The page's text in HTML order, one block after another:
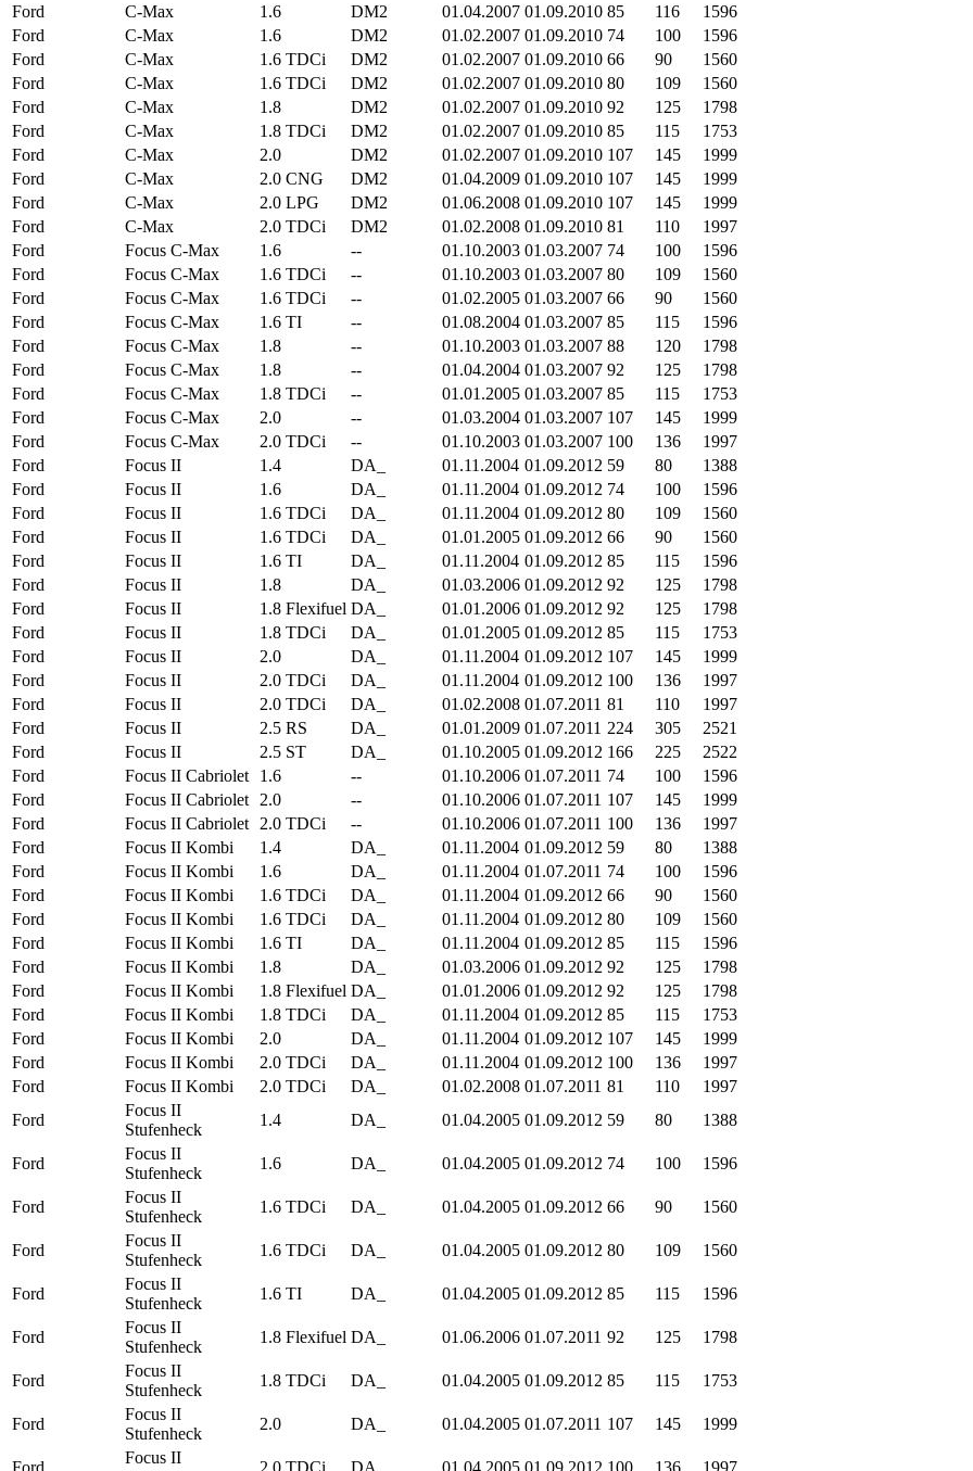
Ford
C-Max 1.6 DM2 01.04.2007 01.09.2010 85 116
1596
Ford
C-Max 1.6 DM2 01.02.2007 01.09.2010 74 100
1596
Ford
C-Max 1.6 TDCi DM2 01.02.2007 01.09.2010 66 90
1560
Ford
C-Max 1.6 TDCi DM2 01.02.2007 01.09.2010 80 109
1560
Ford
C-Max 1.8 DM2 01.02.2007 01.09.2010 92 125
1798
Ford
C-Max 1.8 TDCi DM2 01.02.2007 01.09.2010 85 115
1753
Ford
C-Max 2.0 DM2 01.02.2007 01.09.2010 107 145
1999
Ford
C-Max 2.0 CNG DM2 01.04.2009 01.09.2010 107 145
1999
Ford
C-Max 2.0 LPG DM2 01.06.2008 01.09.2010 107 145
1999
Ford
C-Max 2.0 TDCi DM2 01.02.2008 01.09.2010 81 110
1997
Ford
Focus C-Max 1.6 -- 01.10.2003 01.03.2007 74 100
1596
Ford
Focus C-Max 1.6 TDCi -- 01.10.2003 01.03.2007 80 109
1560
Ford
Focus C-Max 1.6 TDCi -- 01.02.2005 01.03.2007 66 90
1560
Ford
Focus C-Max 1.6 TI -- 01.08.2004 01.03.2007 85 115
1596
Ford
Focus C-Max 1.8 -- 01.10.2003 01.03.2007 88 120
1798
Ford
Focus C-Max 1.8 -- 01.04.2004 01.03.2007 92 125
1798
Ford
Focus C-Max 1.8 TDCi -- 01.01.2005 01.03.2007 85 115
1753
Ford
Focus C-Max 2.0 -- 01.03.2004 01.03.2007 107 145
1999
Ford
Focus C-Max 2.0 TDCi -- 01.10.2003 01.03.2007 100 136
1997
Ford
Focus II 1.4 DA_ 01.11.2004 01.09.2012 59 80
1388
Ford
Focus II 1.6 DA_ 01.11.2004 01.09.2012 74 100
1596
Ford
Focus II 1.6 TDCi DA_ 01.11.2004 01.09.2012 80 109
1560
Ford
Focus II 1.6 TDCi DA_ 01.01.2005 01.09.2012 66 90
1560
Ford
Focus II 1.6 TI DA_ 01.11.2004 01.09.2012 85 115
1596
Ford
Focus II 1.8 DA_ 01.03.2006 01.09.2012 92 125
1798
Ford
Focus II 1.8 Flexifuel DA_ 01.01.2006 01.09.2012 92 125
1798
Ford
Focus II 1.8 TDCi DA_ 01.01.2005 01.09.2012 85 115
1753
Ford
Focus II 2.0 DA_ 01.11.2004 01.09.2012 107 145
1999
Ford
Focus II 2.0 TDCi DA_ 01.11.2004 01.09.2012 100 136
1997
Ford
Focus II 2.0 TDCi DA_ 01.02.2008 01.07.2011 81 110
1997
Ford
Focus II 2.5 RS DA_ 01.01.2009 01.07.2011 224 305
2521
Ford
Focus II 2.5 ST DA_ 01.10.2005 01.09.2012 166 225
2522
Ford
Focus II Cabriolet 1.6 -- 01.10.2006 01.07.2011 74 100
1596
Ford
Focus II Cabriolet 2.0 -- 01.10.2006 01.07.2011 107 145
1999
Ford
Focus II Cabriolet 2.0 TDCi -- 01.10.2006 01.07.2011 100 136
1997
Ford
Focus II Kombi 1.4 DA_ 01.11.2004 01.09.2012 59 80
1388
Ford
Focus II Kombi 1.6 DA_ 01.11.2004 01.07.2011 74 100
1596
Ford
Focus II Kombi 1.6 TDCi DA_ 01.11.2004 01.09.2012 66 90
1560
Ford
Focus II Kombi 1.6 TDCi DA_ 01.11.2004 01.09.2012 80 109
1560
Ford
Focus II Kombi 1.6 TI DA_ 01.11.2004 01.09.2012 85 115
1596
Ford
Focus II Kombi 1.8 DA_ 01.03.2006 01.09.2012 92 125
1798
Ford
Focus II Kombi 1.8 Flexifuel DA_ 01.01.2006 01.09.2012 92 125
1798
Ford
Focus II Kombi 1.8 TDCi DA_ 01.11.2004 01.09.2012 85 115
1753
Ford
Focus II Kombi 2.0 DA_ 01.11.2004 01.09.2012 107 145
1999
Ford
Focus II Kombi 2.0 TDCi DA_ 01.11.2004 01.09.2012 100 136
1997
Ford
Focus II Kombi 2.0 TDCi DA_ 01.02.2008 01.07.2011 81 110
1997
Ford
Focus II
Stufenheck
1.4 DA_ 01.04.2005 01.09.2012 59 80 1388
Ford
Focus II
Stufenheck
1.6 DA_ 01.04.2005 01.09.2012 74 100 1596
Ford
Focus II
Stufenheck
1.6 TDCi DA_ 01.04.2005 01.09.2012 66 90 1560
Ford
Focus II
Stufenheck
1.6 TDCi DA_ 01.04.2005 01.09.2012 80 109 1560
Ford
Focus II
Stufenheck
1.6 TI DA_ 01.04.2005 01.09.2012 85 115 1596
Ford
Focus II
Stufenheck
1.8 Flexifuel DA_ 01.06.2006 01.07.2011 92 125 1798
Ford
Focus II
Stufenheck
1.8 TDCi DA_ 01.04.2005 01.09.2012 85 115 1753
Ford
Focus II
Stufenheck
2.0 DA_ 01.04.2005 01.07.2011 107 145 1999
Ford
Focus II
2.0 TDCi DA_ 01.04.2005 01.09.2012 100 136 1997